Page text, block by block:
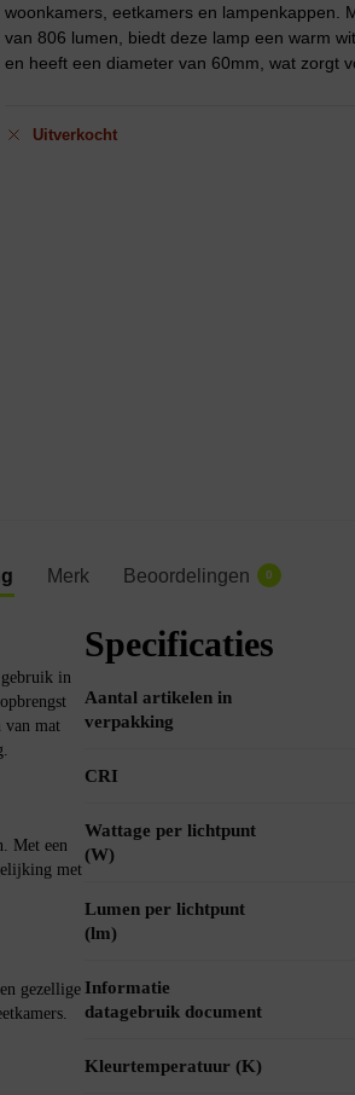
woonkamers, eetkamers en lampenkappen.
van 806 lumen, biedt deze lamp een warm
en heeft een diameter van 60mm, wat zorgt
Uitverkocht
Merk Beoordelingen 0
in
van mat
Met een
met
gezellige
Specificaties
Aantal artikelen in
verpakking
CRI
Wattage per lichtpunt
(W)
Lumen per lichtpunt
(lm)
Informatie
datagebruik document
Kleurtemperatuur (K)